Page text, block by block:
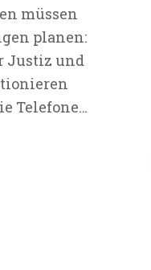
müssen
planen:
Justiz und
Telefone…